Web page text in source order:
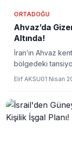
ORTADOĞU
Ahvaz’da
Altında!
İran’ın Ahvaz
bölgedeki
Elif AKSU01 Nisan